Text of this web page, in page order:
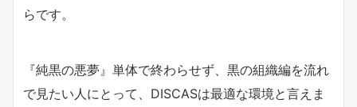
らです。
『純黒の悪夢』単体で終わらせず、黒の組織編を流れ
で見たい人にとって、DISCASは最適な環境と言えま